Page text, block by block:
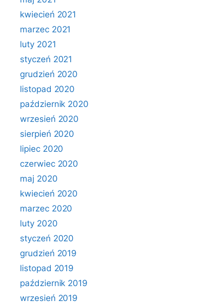
kwiecień 2021
marzec 2021
luty 2021
styczeń 2021
grudzień 2020
listopad 2020
październik 2020
wrzesień 2020
sierpień 2020
lipiec 2020
czerwiec 2020
maj 2020
kwiecień 2020
marzec 2020
luty 2020
styczeń 2020
grudzień 2019
listopad 2019
październik 2019
wrzesień 2019